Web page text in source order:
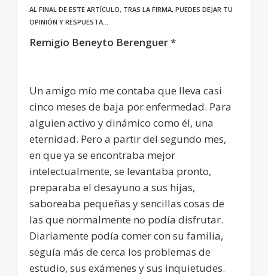
AL FINAL DE ESTE ARTÍCULO, TRAS LA FIRMA, PUEDES DEJAR TU
OPINIÓN Y RESPUESTA…
Remigio Beneyto Berenguer *
Un amigo mío me contaba que lleva casi
cinco meses de baja por enfermedad. Para
alguien activo y dinámico como él, una
eternidad. Pero a partir del segundo mes,
en que ya se encontraba mejor
intelectualmente, se levantaba pronto,
preparaba el desayuno a sus hijas,
saboreaba pequeñas y sencillas cosas de
las que normalmente no podía disfrutar.
Diariamente podía comer con su familia,
seguía más de cerca los problemas de
estudio, sus exámenes y sus inquietudes.